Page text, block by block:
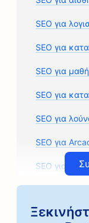
SEO για
SEO για
SEO για
SEO για
SEO για
SEO για
SEO για
SEO για